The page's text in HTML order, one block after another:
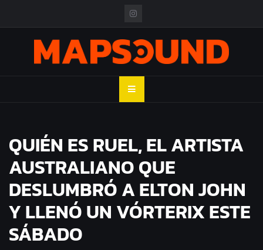
MAPSOUND
QUIÉN ES RUEL, EL ARTISTA
AUSTRALIANO QUE
DESLUMBRÓ A ELTON JOHN
Y LLENÓ UN VÓRTERIX ESTE
SÁBADO